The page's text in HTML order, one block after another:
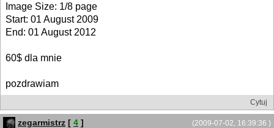
Image Size: 1/8 page
Start: 01 August 2009
End: 01 August 2012
60$ dla mnie
pozdrawiam
Cytuj
(2009-07-02, 16:39:36 )
zegarmistrz [ 4 ]